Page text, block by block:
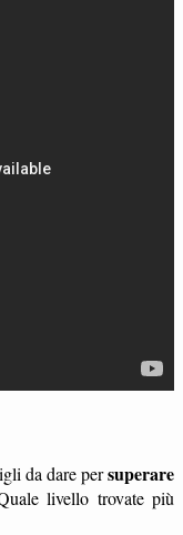
da dare persuperare
livello trovate più